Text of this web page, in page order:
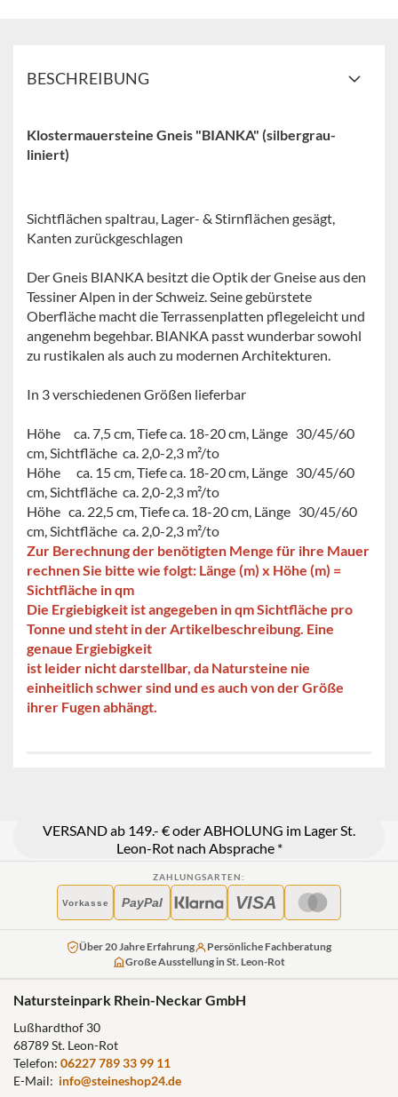
BESCHREIBUNG
Klostermauersteine Gneis "BIANKA" (silbergrau-
liniert)
Sichtflächen spaltrau, Lager- & Stirnflächen gesägt,
Kanten zurückgeschlagen
Der Gneis BIANKA besitzt die Optik der Gneise aus den
Tessiner Alpen in der Schweiz. Seine gebürstete
Oberfläche macht die Terrassenplatten pflegeleicht und
angenehm begehbar. BIANKA passt wunderbar sowohl
zu rustikalen als auch zu modernen Architekturen.
In 3 verschiedenen Größen lieferbar
Höhe ca. 7,5 cm, Tiefe ca. 18-20 cm, Länge 30/45/60
cm, Sichtfläche ca. 2,0-2,3 m²/to
Höhe ca. 15 cm, Tiefe ca. 18-20 cm, Länge 30/45/60
cm, Sichtfläche ca. 2,0-2,3 m²/to
Höhe ca. 22,5 cm, Tiefe ca. 18-20 cm, Länge 30/45/60
cm,Sichtfläche ca. 2,0-2,3 m²/to
Zur Berechnung der benötigten Menge für ihre Mauer
rechnen Sie bitte wie folgt: Länge (m) x Höhe (m) =
Sichtfläche in qm
Die Ergiebigkeit ist angegeben in qm Sichtfläche pro
Tonne und steht in der Artikelbeschreibung. Eine
genaue Ergiebigkeit
ist leider nicht darstellbar, da Natursteine nie
einheitlich schwer sind und es auch von der Größe
ihrer Fugen abhängt.
VERSAND ab 149.- € oder ABHOLUNG im Lager St.
Leon-Rot nach Absprache *
ZAHLUNGSARTEN:
Vorkasse PayPal VISA
Über 20 Jahre Erfahrung
Persönliche Fachberatung
Große Ausstellung in St. Leon-Rot
Natursteinpark Rhein-Neckar GmbH
Lußhardthof 30
68789 St. Leon-Rot
Telefon: 06227 789 33 99 11
E-Mail: info@steineshop24.de